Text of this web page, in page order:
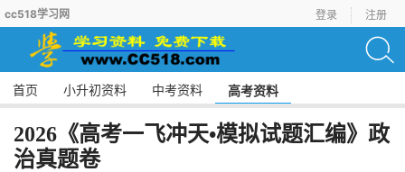
cc518学习网 登录 注册
首页 小升初资料 中考资料 高考资料
2026《高考一飞冲天•模拟试题汇编》政
治真题卷